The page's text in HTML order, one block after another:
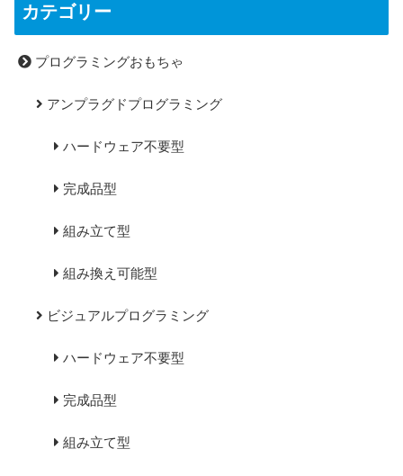
カテゴリー
プログラミングおもちゃ
アンプラグドプログラミング
ハードウェア不要型
完成品型
組み立て型
組み換え可能型
ビジュアルプログラミング
ハードウェア不要型
完成品型
組み立て型